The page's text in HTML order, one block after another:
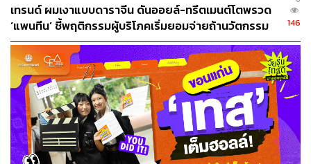
ประสบการณ์จริง
นอกจากนี้ Gen Z ยังใส่ใจเรื่องความคุ้มค่า ความยั่งยืน
สินค้ามือสอง สินค้ารักษ์โลก และบริการที่ช่วยพัฒนาตัวเอง
จึงเป็นที่นิยมในหมู่เจนนี้
Gen Alpha (2010-2024): ผู้กำหนดอนาคตโลก
Gen Alpha เกิดและเติบโตในยุคดิจิทัลอย่างแท้จริง พวกเขา
เทรนด์ ผมเงาแบบดาราจีน ดันออยล์-ทรีตเมนต์โตพรวด
‘แพนทีน’ ชี้พฤติกรรมผู้บริโภคเริ่มยอมจ่ายถ้านวัตกรรม
ตอบโจทย์
146